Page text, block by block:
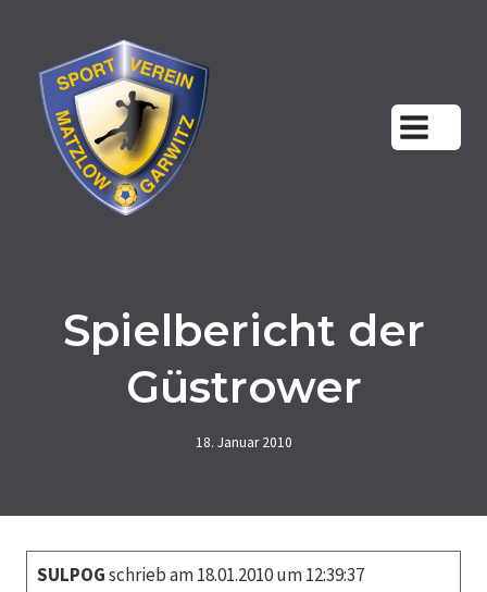
springen
Spielbericht der
Güstrower
18. Januar 2010
SULPOGschrieb am 18.01.2010 um 12:39:37